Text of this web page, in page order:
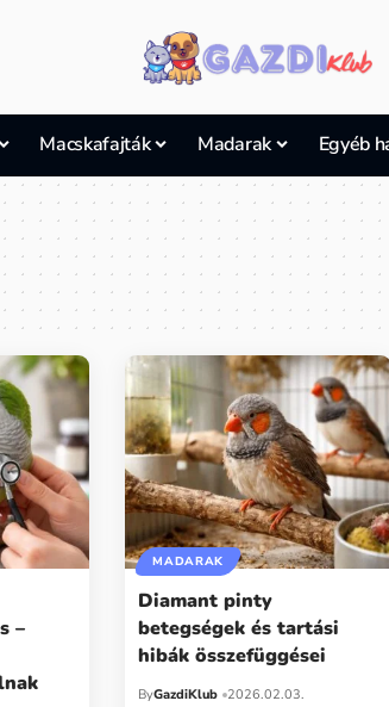
Macskafajták Madarak Egyéb
–
MADARAK
Diamant pinty
betegségek és tartási
hibák összefüggései
ByGazdiKlub 2026.02.03.